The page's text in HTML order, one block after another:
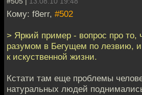
Кому: f8err, #502
> Яркий пример - вопрос про то,
разумом в Бегущем по лезвию,
к искуственной жизни.
Кстати там еще проблемы
натуральных людей